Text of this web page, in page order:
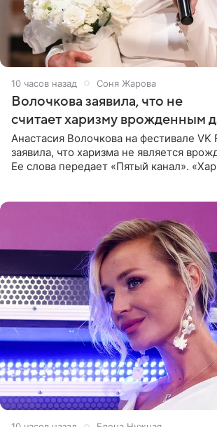
10 часов назад Соня Жарова
Волочкова заявила, что не
считает харизму врожденным
Анастасия Волочкова на фестивале VK
заявила, что харизма не является
Ее слова передает «Пятый канал».